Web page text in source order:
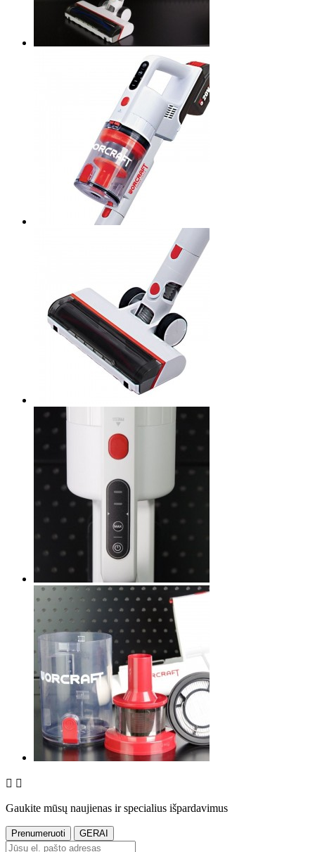
 
Gaukite mūsų naujienas ir specialius išpardavimus